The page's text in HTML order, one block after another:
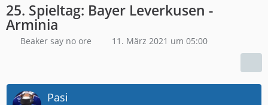
25. Spieltag: Bayer Leverkusen -
Arminia
Beaker say no ore 11. März 2021 um 05:00
Pasi